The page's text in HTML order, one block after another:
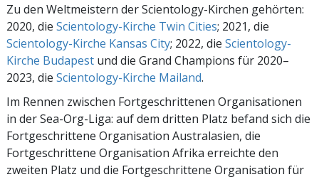
Zu den Weltmeistern der Scientology-Kirchen gehörten:
2020, die Scientology-Kirche Twin Cities; 2021, die
Scientology-Kirche Kansas City; 2022, die Scientology-
Kirche Budapest und die Grand Champions für 2020–
2023, die Scientology-Kirche Mailand.
Im Rennen zwischen Fortgeschrittenen Organisationen
in der Sea-Org-Liga: auf dem dritten Platz befand sich die
Fortgeschrittene Organisation Australasien, die
Fortgeschrittene Organisation Afrika erreichte den
zweiten Platz und die Fortgeschrittene Organisation für